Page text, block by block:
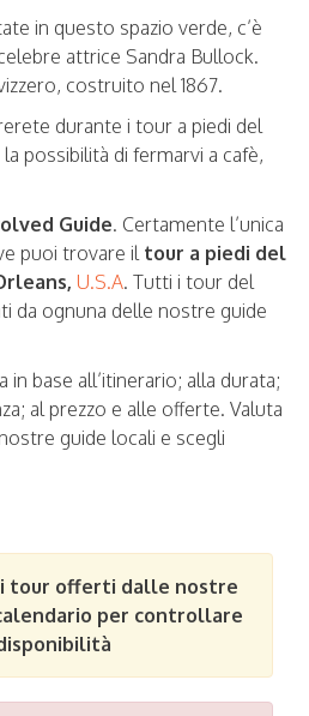
in questo spazio verde, c’è
attrice Sandra Bullock.
costruito nel 1867.
durante i tour a piedi del
possibilità di fermarvi a cafè,
Guide. Certamente l’unica
puoi trovare il tour a piedi del
U.S.A. Tutti i tour del
da ognuna delle nostre guide
in base all’itinerario; alla durata;
al prezzo e alle offerte. Valuta
guide locali e scegli
tour offerti dalle nostre
per controllare